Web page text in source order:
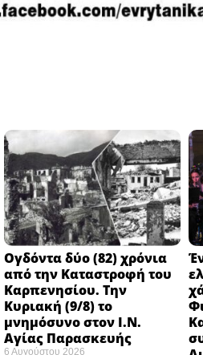
Ογδόντα δύο (82) χρόνια
από την Καταστροφή του
Καρπενησίου. Την
Κυριακή (9/8) το
μνημόσυνο στον Ι.Ν.
Αγίας Παρασκευής
6 Αυγούστου 2026